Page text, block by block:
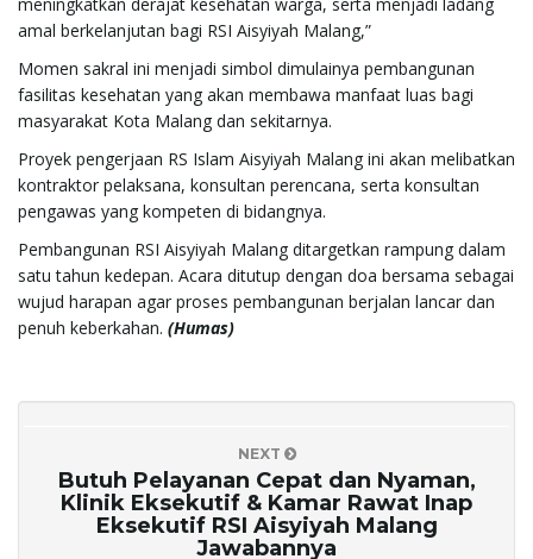
amal berkelanjutan bagi RSI Aisyiyah Malang,”
Momen sakral ini menjadi simbol dimulainya pembangunan
fasilitas kesehatan yang akan membawa manfaat luas bagi
masyarakat Kota Malang dan sekitarnya.
Proyek pengerjaan RS Islam Aisyiyah Malang ini akan melibatkan
kontraktor pelaksana, konsultan perencana, serta konsultan
pengawas yang kompeten di bidangnya.
Pembangunan RSI Aisyiyah Malang ditargetkan rampung dalam
satu tahun kedepan. Acara ditutup dengan doa bersama sebagai
wujud harapan agar proses pembangunan berjalan lancar dan
penuh keberkahan. (Humas)
NEXT
Butuh Pelayanan Cepat dan Nyaman,
Klinik Eksekutif & Kamar Rawat Inap
Eksekutif RSI Aisyiyah Malang
Jawabannya